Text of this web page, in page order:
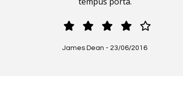
James Dean - 23/06/2016